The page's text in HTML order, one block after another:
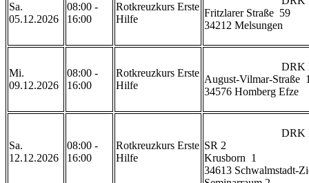
Sa.
05.12.2026
08:00 -
16:00
Rotkreuzkurs Erste
Hilfe
Fritzlarer Straße  59
34212 Melsungen
Mi.
09.12.2026
08:00 -
16:00
Rotkreuzkurs Erste
Hilfe
August-Vilmar-Straße
34576 Homberg Efze
Sa.
12.12.2026
08:00 -
16:00
Rotkreuzkurs Erste
Hilfe
SR 2
Krusborn  1
34613 Schwalmstadt-